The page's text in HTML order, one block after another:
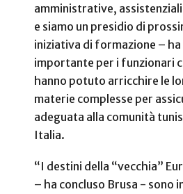
amministrative,
e siamo un presidio di
iniziativa di formazione –
importante per i funzionari
hanno potuto arricchire le
materie complesse per
adeguata alla comunità
Italia.
“I destini della “vecchia”
– ha concluso Brusa - sono